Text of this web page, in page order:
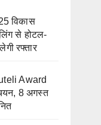
विकास
से होटल-
रफ्तार
Award
8 अगस्त